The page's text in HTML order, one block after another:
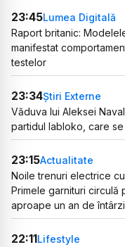
23:45Lumea Digitală
Raport britanic:
manifestat
testelor
23:34Știri Externe
Văduva lui Aleksei
partidul Iabloko, care
23:15Actualitate
Noile trenuri electrice
Primele garnituri circulă
aproape un an de
22:11Lifestyle